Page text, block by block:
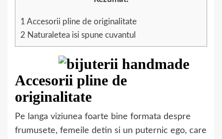
1 Accesorii pline de originalitate
2 Naturaletea isi spune cuvantul
Accesorii pline de
originalitate
Pe langa viziunea foarte bine formata despre
frumusete, femeile detin si un puternic ego, care